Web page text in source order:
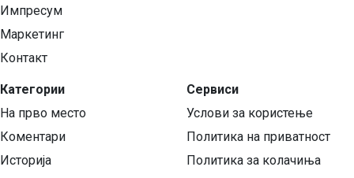
Импресум
Маркетинг
Контакт
Категории
На прво место
Коментари
Историја
Сервиси
Услови за користење
Политика на приватност
Политика за колачиња